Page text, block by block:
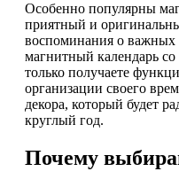
Особенно популярны
приятный и
воспоминания о важных
магнитный календарь
только получаете
организации своего
декора, который будет
круглый год.
Почему